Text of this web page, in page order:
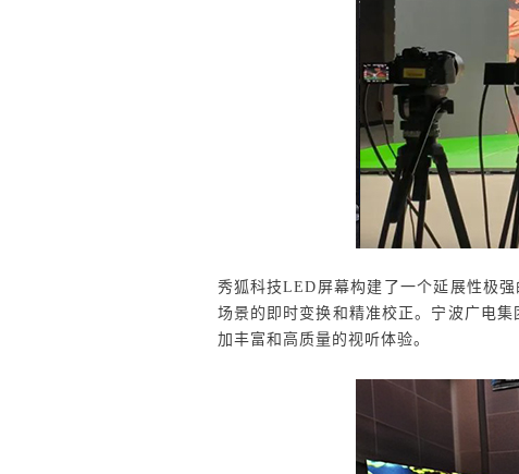
秀狐科技LED屏幕构建了一个延展性极
场景的即时变换和精准校正。 宁波广电集
加丰富和高质量的视听体验。